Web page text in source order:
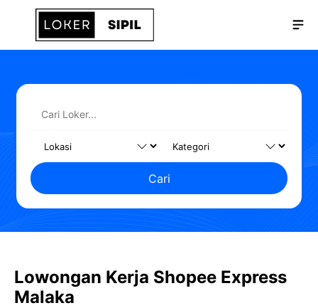
Langsung
Cari
Lowongan Kerja Shopee Express
Malaka